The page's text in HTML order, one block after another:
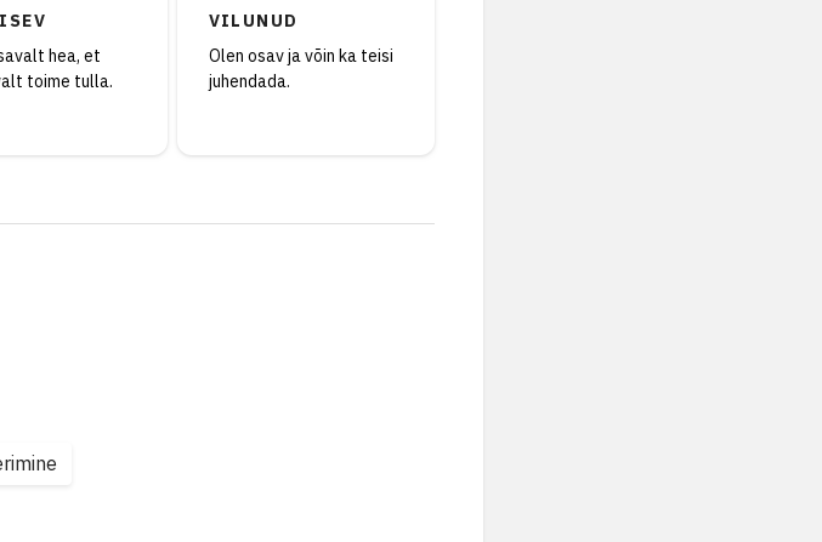
hea, et
toime tulla.
VILUNUD
Olen osav ja võin ka teisi
juhendada.